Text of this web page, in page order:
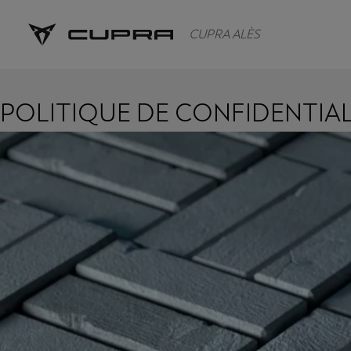
CUPRA ALÈS
POLITIQUE DE